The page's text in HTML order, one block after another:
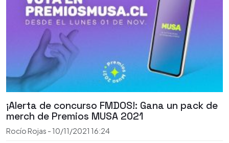
¡Alerta de concurso FMDOS!: Gana un pack de
merch de Premios MUSA 2021
Rocío Rojas - 10/11/2021 16:24